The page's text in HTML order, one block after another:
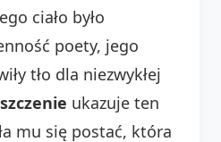
ciało było
poety, jego
tło dla niezwykłej
ukazuje ten
mu się postać, która